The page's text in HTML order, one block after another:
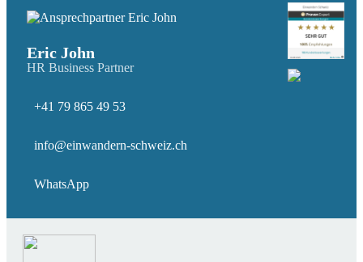
Eric John
HR Business Partner
+41 79 865 49 53
info@einwandern-schweiz.ch
WhatsApp